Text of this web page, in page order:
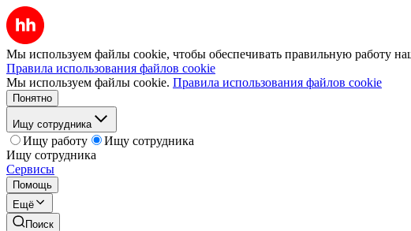
Мы используем файлы cookie, чтобы обеспечивать правильную работу
Правила использования файлов cookie
Мы используем файлы cookie. Правила использования файлов cookie
Понятно
Ищу сотрудника
Ищу работу
Ищу сотрудника
Ищу сотрудника
Сервисы
Помощь
Ещё
Поиск